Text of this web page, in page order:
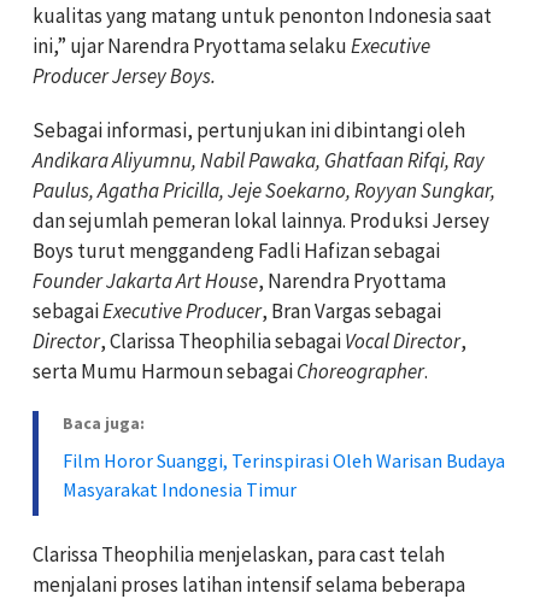
kualitas yang matang untuk penonton Indonesia saat
ini,” ujar Narendra Pryottama selakuExecutive
Producer Jersey Boys.
Sebagai informasi, pertunjukan ini dibintangi oleh
Andikara Aliyumnu, Nabil Pawaka, Ghatfaan Rifqi, Ray
Paulus, Agatha Pricilla, Jeje Soekarno, Royyan Sungkar,
dan sejumlah pemeran lokal lainnya. Produksi Jersey
Boys turut menggandeng Fadli Hafizan sebagai
Founder Jakarta Art House, Narendra Pryottama
sebagaiExecutive Producer, Bran Vargas sebagai
Director, Clarissa Theophilia sebagaiVocal Director,
serta Mumu Harmoun sebagaiChoreographer.
Baca juga:
Film Horor Suanggi, Terinspirasi Oleh Warisan Budaya
Masyarakat Indonesia Timur
Clarissa Theophilia menjelaskan, para cast telah
menjalani proses latihan intensif selama beberapa